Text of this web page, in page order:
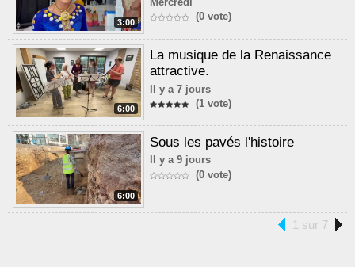
3:00
(0 vote)
6:00
La musique de la Renaissance
attractive.
Il y a 7 jours
(1 vote)
6:00
Sous les pavés l'histoire
Il y a 9 jours
(0 vote)
1 sur 7